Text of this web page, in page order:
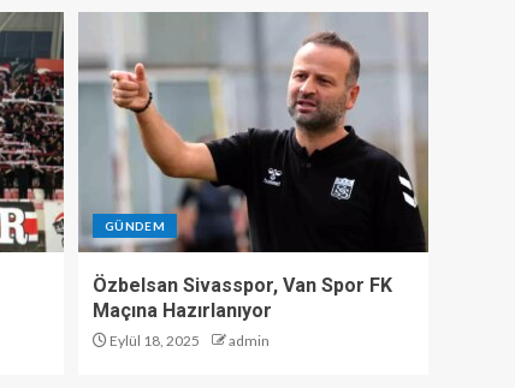
GÜNDEM
Özbelsan Sivasspor, Van Spor FK
Maçına Hazırlanıyor
Eylül 18, 2025 admin